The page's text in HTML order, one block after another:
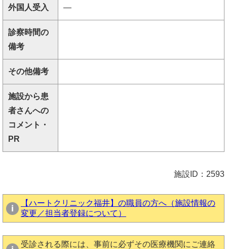
外国人受入 ―
診察時間の
備考
その他備考
施設から患
者さんへの
コメント・
PR
施設ID：2593
【ハートクリニック福井】の職員の方へ（施設情報の
変更／担当者登録について）
受診される際には、事前に必ずその医療機関にご連絡